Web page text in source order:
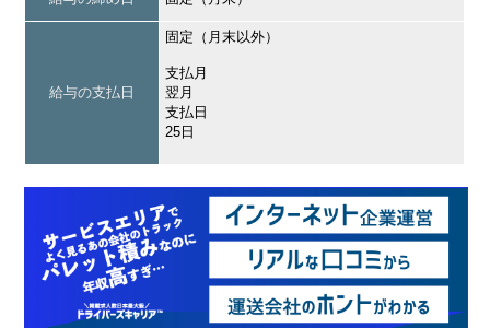
給与の支払日
固定（月末以外）
支払月
翌月
支払日
25日